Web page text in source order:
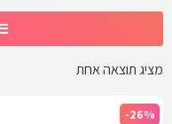
מציג תוצאה אחת
-26%